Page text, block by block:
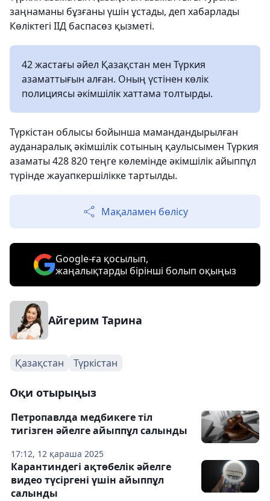
заңнаманы бұзғаны үшін ұстады, деп хабарлады
Көліктегі ІІД баспасөз қызметі.
42 жастағы әйел Қазақстан мен Түркия
азаматтығын алған. Оның үстінен көлік
полициясы әкімшілік хаттама толтырды.
Түркістан облысы бойынша мамандандырылған
ауданаралық әкімшілік сотының қаулысымен Түркия
азаматы 428 820 теңге көлемінде әкімшілік айыппұл
түрінде жауапкершілікке тартылды.
Мақаламен бөлісу
Google-ға қосылып,
жаңалықтарды бірінші болып оқыңыз
Айгерим Тарина
Қазақстан Түркістан
Оқи отырыңыз
17:12, 12 қараша 2025
Петропавлда медбикеге тіл
тигізген әйелге айыппұл салынды
Карантиндегі ақтөбелік әйелге
видео түсіргені үшін айыппұл
салынды